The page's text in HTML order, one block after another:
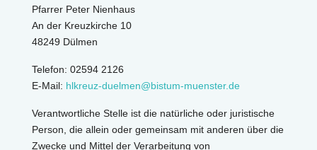
Pfarrer Peter Nienhaus
An der Kreuzkirche 10
48249 Dülmen
Telefon: 02594 2126
E-Mail: hlkreuz-duelmen@bistum-muenster.de
Verantwortliche Stelle ist die natürliche oder juristische
Person, die allein oder gemeinsam mit anderen über die
Zwecke und Mittel der Verarbeitung von